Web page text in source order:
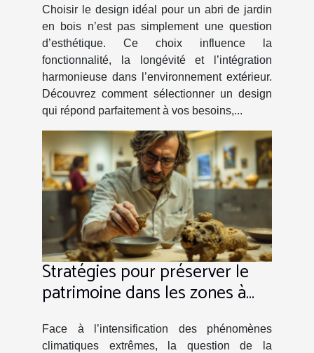
Choisir le design idéal pour un abri de jardin
en bois n’est pas simplement une question
d’esthétique. Ce choix influence la
fonctionnalité, la longévité et l’intégration
harmonieuse dans l’environnement extérieur.
Découvrez comment sélectionner un design
qui répond parfaitement à vos besoins,...
Stratégies pour préserver le
patrimoine dans les zones à
Face à l’intensification des phénomènes
climatiques extrêmes, la question de la